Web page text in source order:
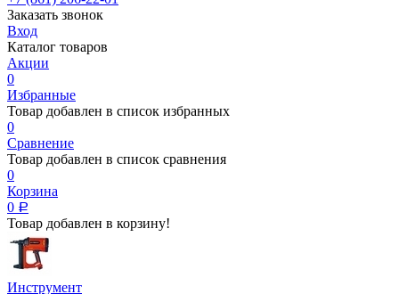
Заказать звонок
Вход
Каталог товаров
Акции
0
Избранные
Товар добавлен в список избранных
0
Сравнение
Товар добавлен в список сравнения
0
Корзина
0 Р
Товар добавлен в корзину!
Инструмент